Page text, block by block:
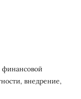
внедрение,